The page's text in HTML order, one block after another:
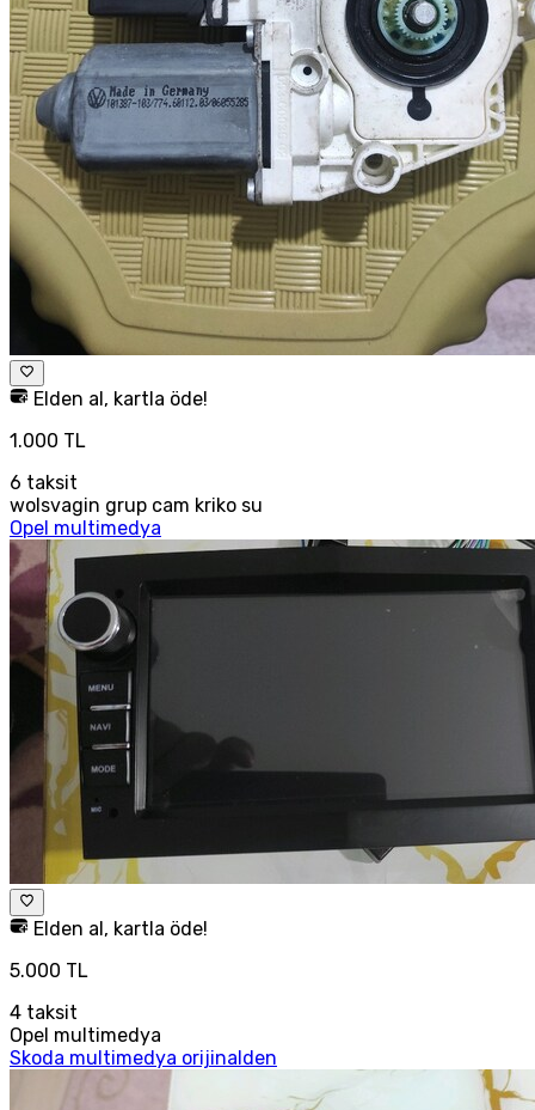
Elden al, kartla öde!
1.000 TL
6 taksit
wolsvagin grup cam kriko su
Opel multimedya
Elden al, kartla öde!
5.000 TL
4 taksit
Opel multimedya
Skoda multimedya orijinalden